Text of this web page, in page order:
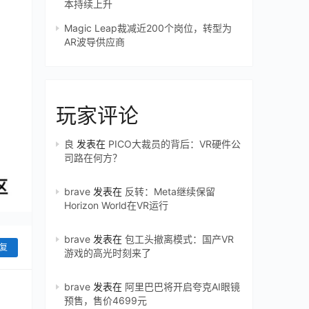
本持续上升
Magic Leap裁减近200个岗位，转型为
AR波导供应商
玩家评论
良 发表在 PICO大裁员的背后：VR硬件公
司路在何方？
brave 发表在 反转：Meta继续保留
Horizon World在VR运行
brave 发表在 包工头撤离模式：国产VR
游戏的高光时刻来了
brave 发表在 阿里巴巴将开启夸克AI眼镜
预售，售价4699元